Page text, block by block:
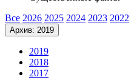
Все 2026 2025 2024 2023 2022
Архив: 2019
2019
2018
2017